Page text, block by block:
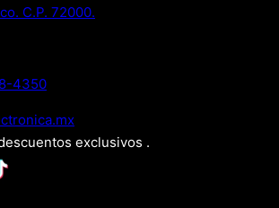
C.P. 72000.
4350
exclusivos .